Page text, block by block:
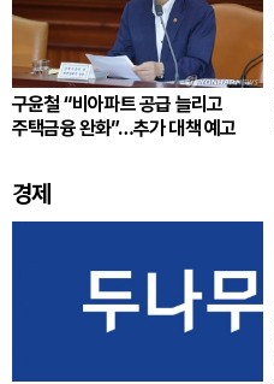
구윤철 “비아파트 공급 늘리고
주택금융 완화”…추가 대책 예고
경제